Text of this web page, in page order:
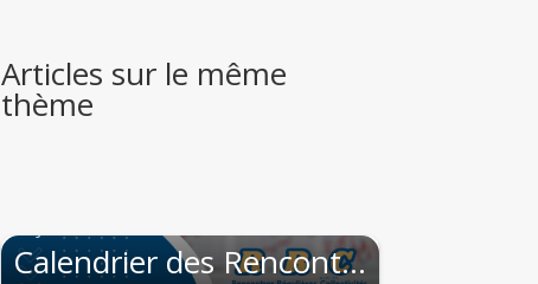
Articles sur le même
thème
Calendrier des Rencontres Régulières avec les Collectivités